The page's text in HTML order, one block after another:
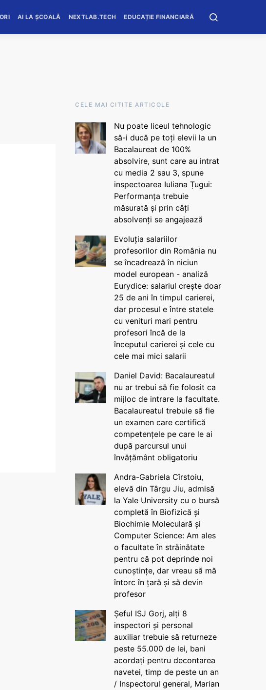
AI LA ȘCOALĂ NEXTLAB.TECH EDUCAȚIE FINANCIARĂ
CELE MAI CITITE ARTICOLE
Nu poate liceul tehnologic
să-i ducă pe toți elevii la un
Bacalaureat de 100%
absolvire, sunt care au intrat
cu media 2 sau 3, spune
inspectoarea Iuliana Țugui:
Performanța trebuie
măsurată și prin câți
absolvenți se angajează
Evoluția salariilor
profesorilor din România nu
se încadrează în niciun
model european - analiză
Eurydice: salariul crește doar
25 de ani în timpul carierei,
dar procesul e între statele
cu venituri mari pentru
profesori încă de la
începutul carierei și cele cu
cele mai mici salarii
Daniel David: Bacalaureatul
nu ar trebui să fie folosit ca
mijloc de intrare la facultate.
Bacalaureatul trebuie să fie
un examen care certifică
competențele pe care le ai
după parcursul unui
învățământ obligatoriu
Andra-Gabriela Cîrstoiu,
elevă din Târgu Jiu, admisă
la Yale University cu o bursă
completă în Biofizică și
Biochimie Moleculară și
Computer Science: Am ales
o facultate în străinătate
pentru că pot deprinde noi
cunoștințe, dar vreau să mă
întorc în țară și să devin
profesor
Șeful ISJ Gorj, alți 8
inspectori și personal
auxiliar trebuie să returneze
peste 55.000 de lei, bani
acordați pentru decontarea
navetei, timp de peste un an
/ Inspectorul general, Marian